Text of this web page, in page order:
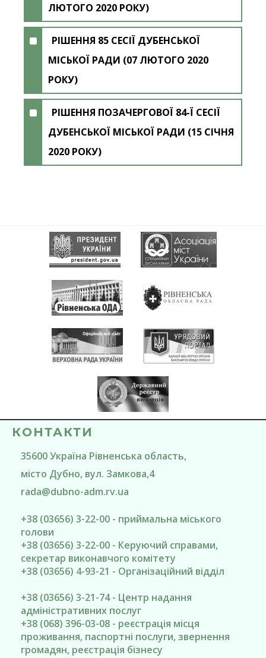
ЛЮТОГО 2020 РОКУ)
РІШЕННЯ 85 СЕСІЇ ДУБЕНСЬКОЇ
МІСЬКОЇ РАДИ (07 ЛЮТОГО 2020
РОКУ)
РІШЕННЯ ПОЗАЧЕРГОВОЇ 84-Ї СЕСІЇ
ДУБЕНСЬКОЇ МІСЬКОЇ РАДИ (15 СІЧНЯ
2020 РОКУ)
КОНТАКТИ
35600Україна Рівненська область,
місто Дубно, вул. Замкова,4
rada@dubno-adm.rv.ua
+38 (03656) 3-22-00 - приймальна міського
голови
+38 (03656) 3-22-00 - Керуючий справами,
секретар виконавчого комітету
+38 (03656) 4-93-21 - Організаційний відділ
+38 (03656) 3-21-74 - Центр надання
адміністративних послуг
+38 (068) 396-03-08 - реєстрація місця
проживання, паспортні послуги, звернення
громадян, реєстрація бізнесу